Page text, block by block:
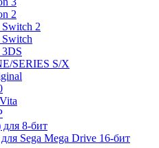
2
2
SERIES S/X
8-бит
Sega Mega Drive 16-бит